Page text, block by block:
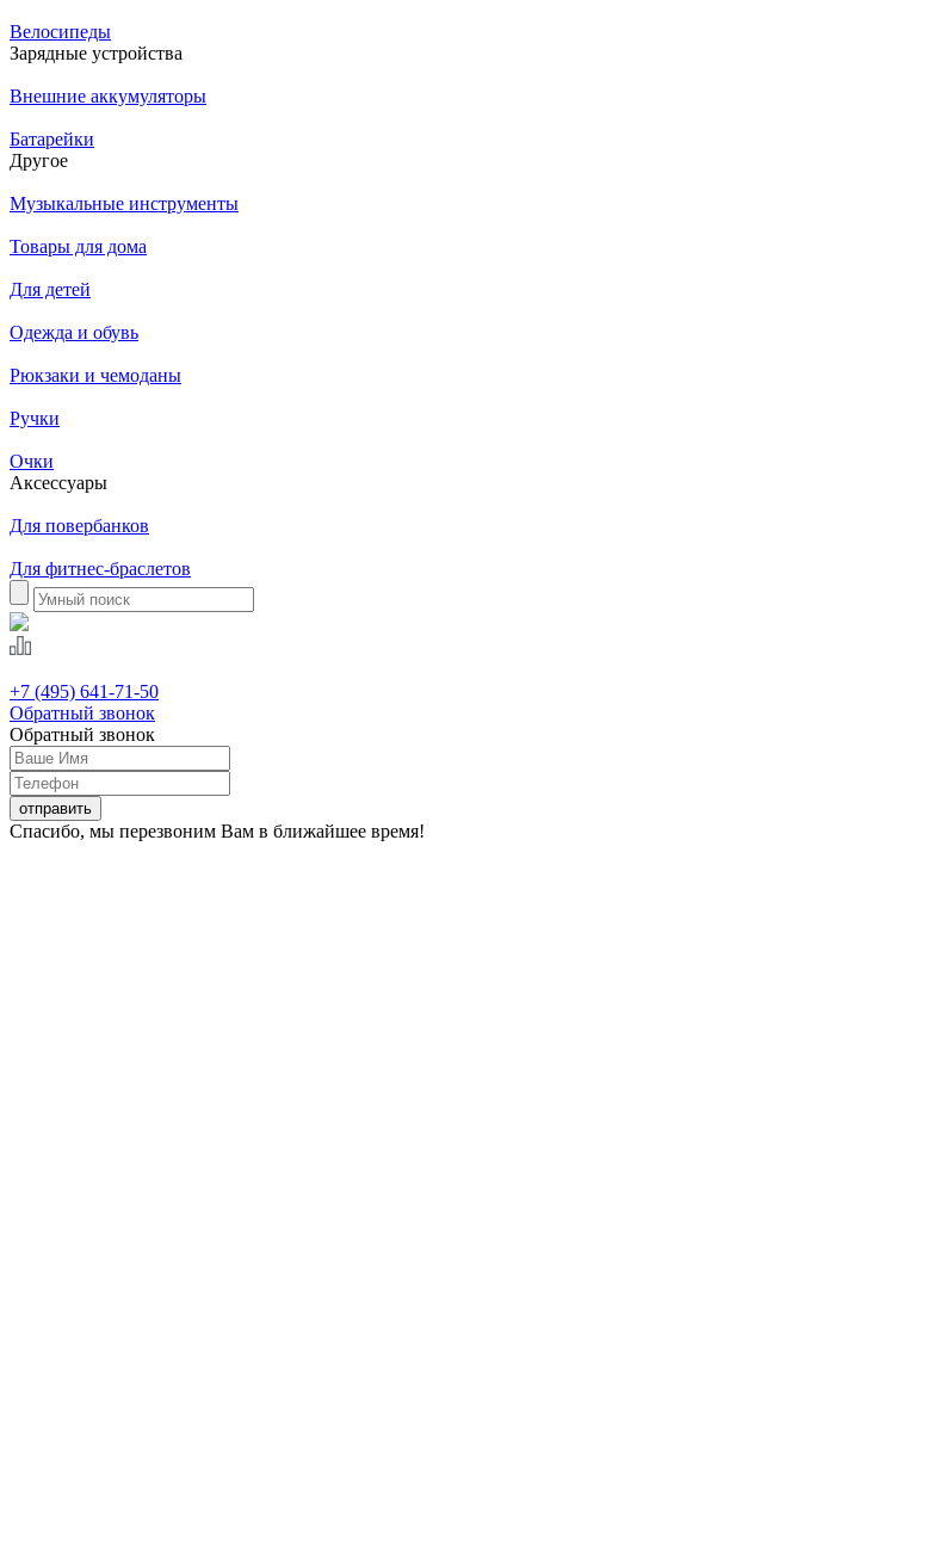
Велосипеды
Зарядные устройства
Внешние аккумуляторы
Батарейки
Другое
Музыкальные инструменты
Товары для дома
Для детей
Одежда и обувь
Рюкзаки и чемоданы
Ручки
Очки
Аксессуары
Для повербанков
Для фитнес-браслетов
+7 (495) 641-71-50
Обратный звонок
Обратный звонок
Спасибо, мы перезвоним Вам в ближайшее время!